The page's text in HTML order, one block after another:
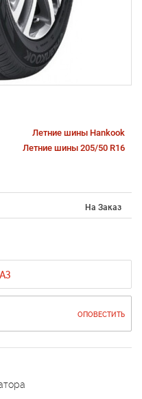
Летние шины Hankook
Летние шины 205/50 R16
На Заказ
ОПОВЕСТИТЬ